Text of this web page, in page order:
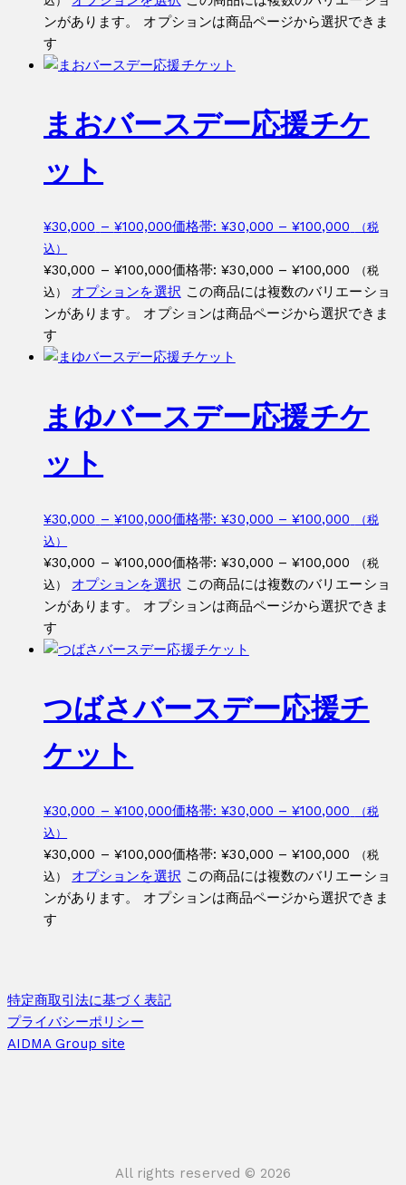
ンがあります。 オプションは商品ページから選択できま
す
まおバースデー応援チケ
ット
¥30,000 – ¥100,000価格帯: ¥30,000 – ¥100,000
（税
込）
¥30,000 – ¥100,000価格帯: ¥30,000 – ¥100,000
（税
込）
オプションを選択 この商品には複数のバリエーショ
ンがあります。 オプションは商品ページから選択できま
す
まゆバースデー応援チケ
ット
¥30,000 – ¥100,000価格帯: ¥30,000 – ¥100,000
（税
込）
¥30,000 – ¥100,000価格帯: ¥30,000 – ¥100,000
（税
込）
オプションを選択 この商品には複数のバリエーショ
ンがあります。 オプションは商品ページから選択できま
す
つばさバースデー応援チ
ケット
¥30,000 – ¥100,000価格帯: ¥30,000 – ¥100,000
（税
込）
¥30,000 – ¥100,000価格帯: ¥30,000 – ¥100,000
（税
込）
オプションを選択 この商品には複数のバリエーショ
ンがあります。 オプションは商品ページから選択できま
す
特定商取引法に基づく表記
プライバシーポリシー
AIDMA Group site
All rights reserved © 2026